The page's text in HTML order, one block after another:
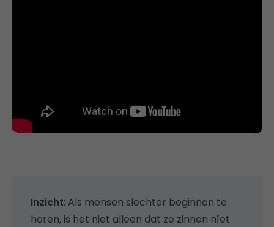
Inzicht: Als mensen slechter beginnen te
horen, is het niet alleen dat ze zinnen níet